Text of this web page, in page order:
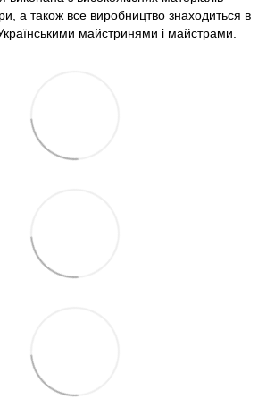
а також все виробництво знаходиться в
майстринями і майстрами.